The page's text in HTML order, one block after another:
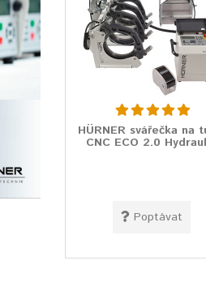
HÜRNER svářečka na
CNC ECO 2.0
Poptávat